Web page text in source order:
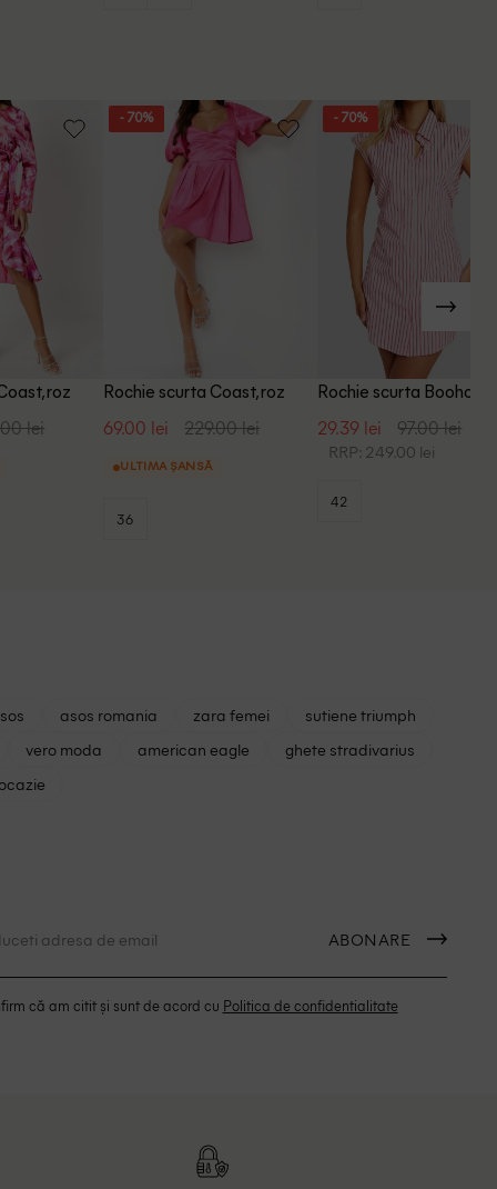
roz
lei
- 70%
Rochie scurta Coast, roz
69.00 lei 229.00 lei
ULTIMA ȘANSĂ
36
- 70%
Rochie scurta Boohoo,
29.39 lei 97.00 lei
RRP: 249.00 lei
42
asos romania zara femei
sutiene triumph
vero moda american eagle
ghete stradivarius
ABONARE
că am citit și sunt de acord cu Politica de confidentialitate